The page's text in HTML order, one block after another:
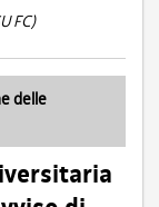
FC)
delle